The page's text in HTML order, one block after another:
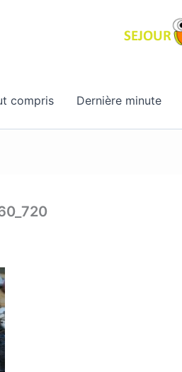
compris Dernière minute